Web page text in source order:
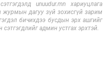
unuudur.mn хариуцлага
дагуу зүй зохисгүй зарим
бичихдээ бусдын эрх ашгийг
админ устгах эрхтэй.